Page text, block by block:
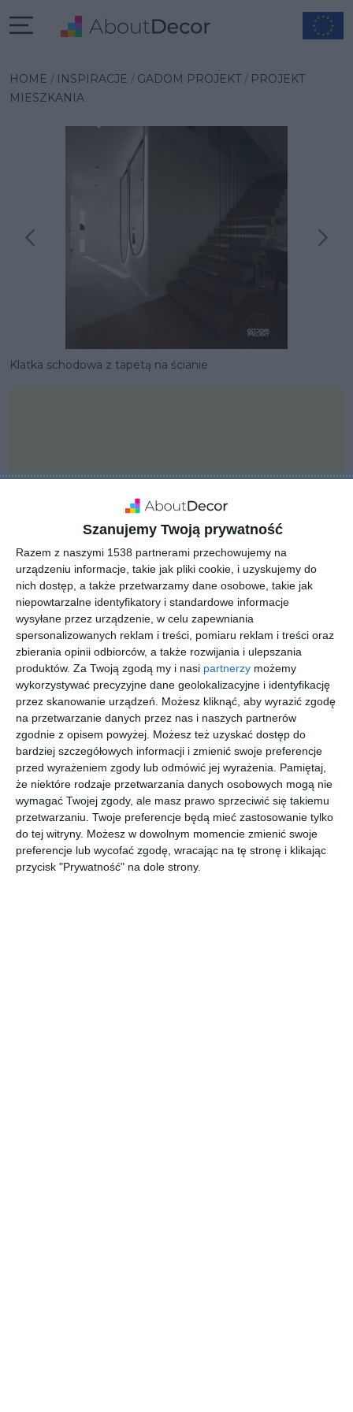
Szanujemy Twoją prywatność
Razem z naszymi 1538 partnerami przechowujemy na
urządzeniu informacje, takie jak pliki cookie, i uzyskujemy do
nich dostęp, a także przetwarzamy dane osobowe, takie jak
niepowtarzalne identyfikatory i standardowe informacje
wysyłane przez urządzenie, w celu zapewniania
spersonalizowanych reklam i treści, pomiaru reklam i treści oraz
zbierania opinii odbiorców, a także rozwijania i ulepszania
produktów. Za Twoją zgodą my i nasi partnerzy możemy
wykorzystywać precyzyjne dane geolokalizacyjne i identyfikację
przez skanowanie urządzeń. Możesz kliknąć, aby wyrazić zgodę
na przetwarzanie danych przez nas i naszych partnerów
zgodnie z opisem powyżej. Możesz też uzyskać dostęp do
bardziej szczegółowych informacji i zmienić swoje preferencje
przed wyrażeniem zgody lub odmówić jej wyrażenia.
Pamiętaj,
że niektóre rodzaje przetwarzania danych osobowych mogą nie
wymagać Twojej zgody, ale masz prawo sprzeciwić się takiemu
przetwarzaniu. Twoje preferencje będą mieć zastosowanie tylko
do tej witryny. Możesz w dowolnym momencie zmienić swoje
preferencje lub wycofać zgodę, wracając na tę stronę i klikając
przycisk "Prywatność" na dole strony.
HOME INSPIRACJE GADOM PROJEKT
PROJEKT
MIESZKANIA
Poprzednia inspiracja
Następna inspiracja
Klatka schodowa z tapetą na ścianie
PROJEKT
Projekt mieszkania
Aranżacja projektu mieszkania.
POKAŻ WIĘCEJ
AUTOR: GADOM PROJEKT
Kategoria projektu
Mieszkanie
DODAJ DO ULUBIONYCH
Pozostałe zdjęcia w projekcie: Projekt mieszkania